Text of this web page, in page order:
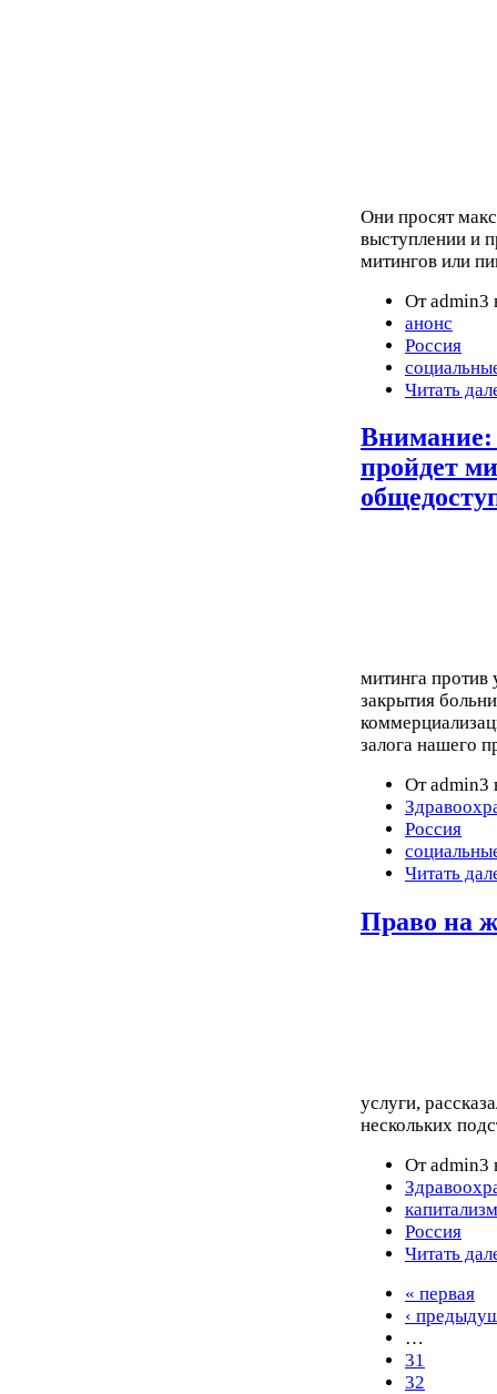
Они просят
выступлении и
митингов или
От admin3
анонс
Россия
Читать
Внимание:
пройдет
митинга
закрытия
залога нашего
От admin3
Россия
Читать
Право на
услуги,
нескольких
От admin3
капитализм
Россия
Читать
« первая
‹
…
31
32